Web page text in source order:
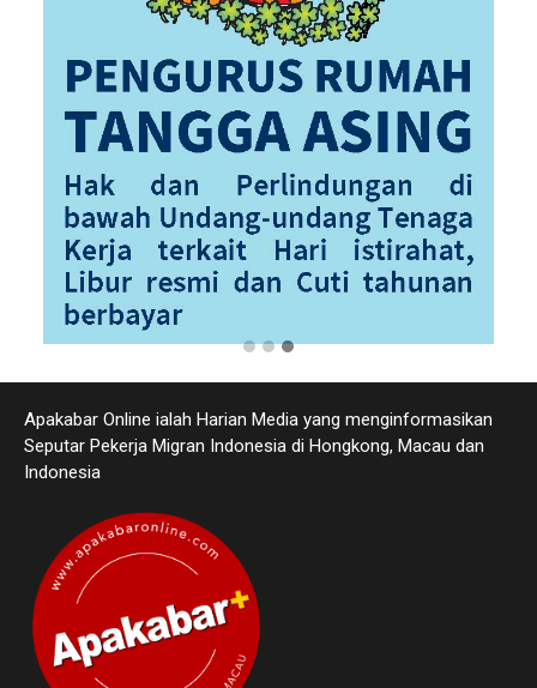
Apakabar Online ialah Harian Media yang menginformasikan
Seputar Pekerja Migran Indonesia di Hongkong, Macau dan
Indonesia